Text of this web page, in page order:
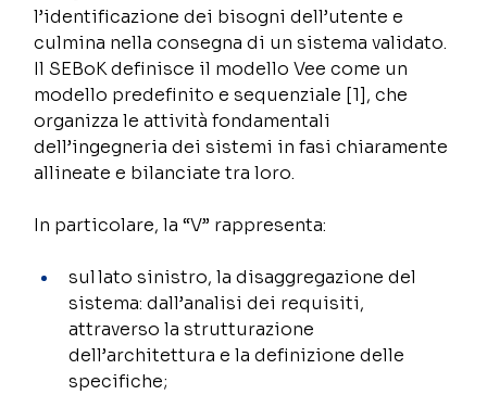
l’identificazione dei bisogni dell’utente e
culmina nella consegna di un sistema validato.
Il SEBoK definisce il modello Vee come un
modello predefinito e sequenziale [1], che
organizza le attività fondamentali
dell’ingegneria dei sistemi in fasi chiaramente
allineate e bilanciate tra loro.
In particolare, la “V” rappresenta:
sul lato sinistro, la disaggregazione del
sistema: dall’analisi dei requisiti,
attraverso la strutturazione
dell’architettura e la definizione delle
specifiche;